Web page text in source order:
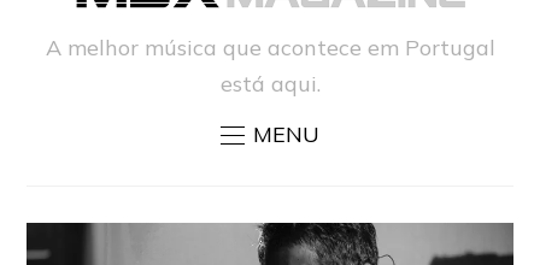
A melhor música que acontece em Portugal
está aqui.
MENU